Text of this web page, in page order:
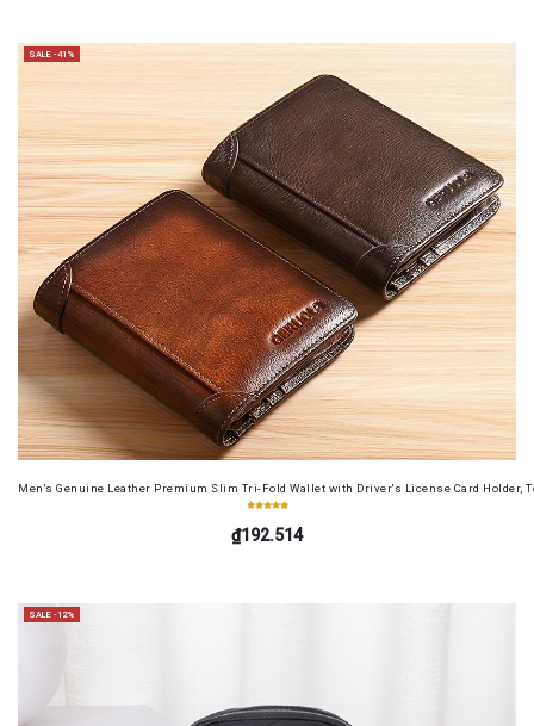
SALE -41%
Men's Genuine Leather Premium Slim Tri-Fold Wallet with Driver's License Card Holder,
₫192.514
SALE -12%